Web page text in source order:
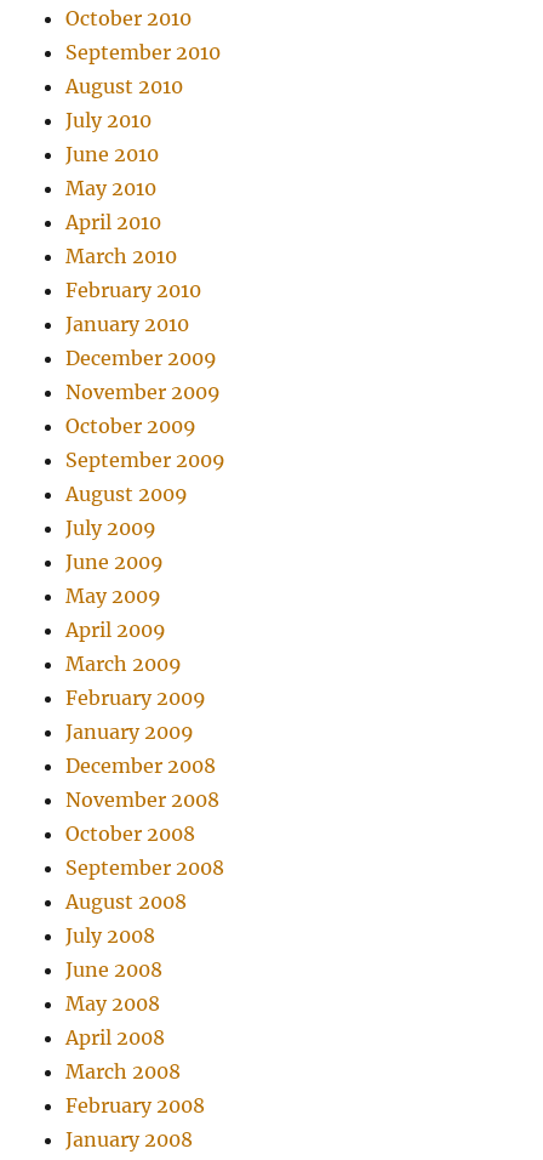
October 2010
September 2010
August 2010
July 2010
June 2010
May 2010
April 2010
March 2010
February 2010
January 2010
December 2009
November 2009
October 2009
September 2009
August 2009
July 2009
June 2009
May 2009
April 2009
March 2009
February 2009
January 2009
December 2008
November 2008
October 2008
September 2008
August 2008
July 2008
June 2008
May 2008
April 2008
March 2008
February 2008
January 2008